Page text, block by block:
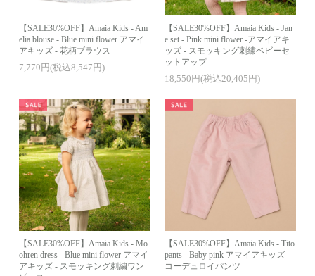
【SALE30%OFF】Amaia Kids - Am
elia blouse - Blue mini flower アマイ
アキッズ - 花柄ブラウス
7,770円(税込8,547円)
【SALE30%OFF】Amaia Kids - Jan
e set - Pink mini flower -アマイアキ
ッズ - スモッキング刺繍ベビーセ
ットアップ
18,550円(税込20,405円)
【SALE30%OFF】Amaia Kids - Mo
ohren dress - Blue mini flower アマイ
アキッズ - スモッキング刺繍ワン
【SALE30%OFF】Amaia Kids - Tito
pants - Baby pink アマイアキッズ -
コーデュロイパンツ